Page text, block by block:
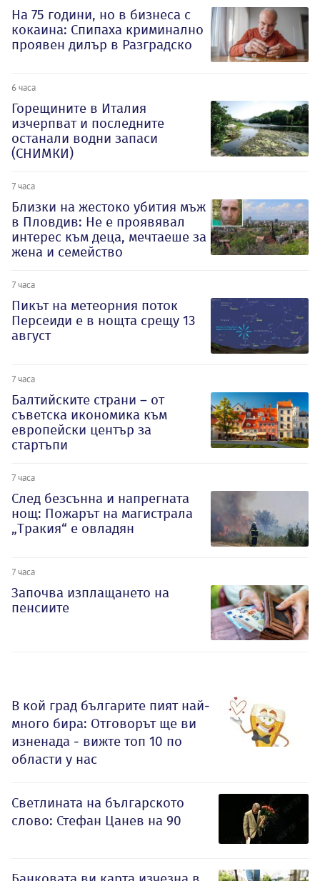
На 75 години, но в бизнеса с
кокаина: Спипаха криминално
проявен дилър в Разградско
6 часа
Горещините в Италия
изчерпват и последните
останали водни запаси
(СНИМКИ)
7 часа
Близки на жестоко убития мъж
в Пловдив: Не е проявявал
интерес към деца, мечтаеше за
жена и семейство
7 часа
Пикът на метеорния поток
Персеиди е в нощта срещу 13
август
7 часа
Балтийските страни – от
съветска икономика към
европейски център за
стартъпи
7 часа
След безсънна и напрегната
нощ: Пожарът на магистрала
„Тракия“ е овладян
7 часа
Започва изплащането на
пенсиите
В кой град българите пият най-
много бира: Отговорът ще ви
изненада - вижте топ 10 по
области у нас
Светлината на българското
слово: Стефан Цанев на 90